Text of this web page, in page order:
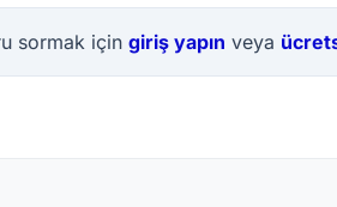
sormak için giriş yapın veya